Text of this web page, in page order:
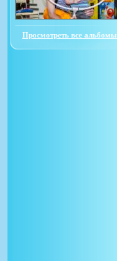
Просмотреть все альбомы